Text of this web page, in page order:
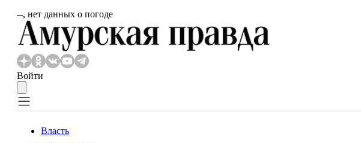
‐‐, нет данных о погоде
Войти
Власть